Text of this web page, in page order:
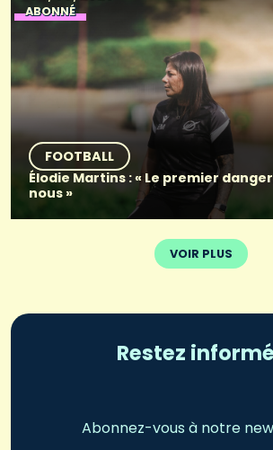
ABONNÉ
FOOTBALL
Élodie Martins : « Le premier
nous »
VOIR PLUS
Restez
Abonnez-vous à notre